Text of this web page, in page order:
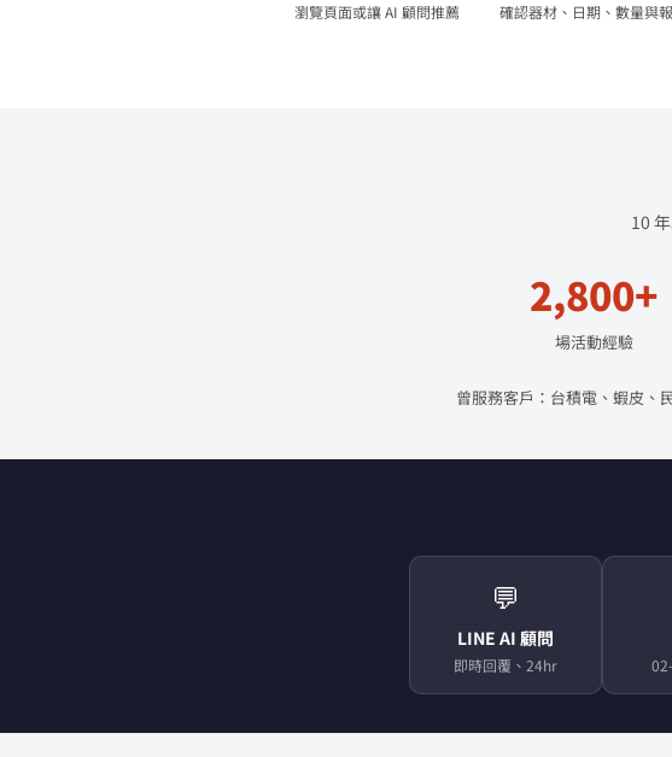
瀏覽頁面或讓 AI 顧問推薦 確認器材、日期、數量與
10
2,800+
場活動經驗
曾服務客戶：台積電、蝦皮、
💬
LINE AI 顧問
即時回覆、24hr